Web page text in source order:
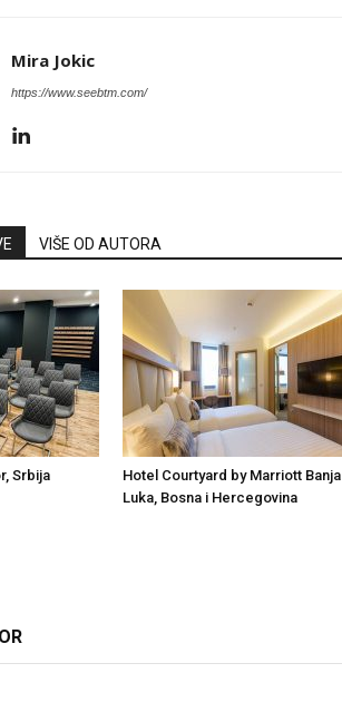
Mira Jokic
https://www.seebtm.com/
VIŠE OD AUTORA
Srbija
Hotel Courtyard by Marriott Banja
Luka, Bosna i Hercegovina